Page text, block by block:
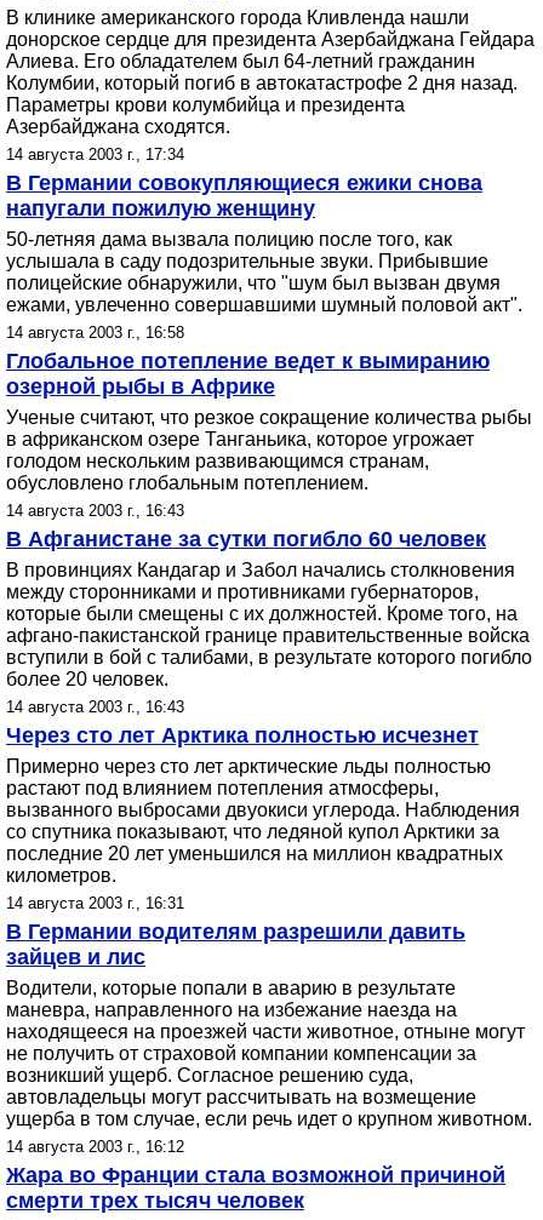
В клинике американского города Кливленда нашли
донорское сердце для президента Азербайджана Гейдара
Алиева. Его обладателем был 64-летний гражданин
Колумбии, который погиб в автокатастрофе 2 дня назад.
Параметры крови колумбийца и президента
Азербайджана сходятся.
14 августа 2003 г., 17:34
В Германии совокупляющиеся ежики снова
напугали пожилую женщину
50-летняя дама вызвала полицию после того, как
услышала в саду подозрительные звуки. Прибывшие
полицейские обнаружили, что "шум был вызван двумя
ежами, увлеченно совершавшими шумный половой акт".
14 августа 2003 г., 16:58
Глобальное потепление ведет к вымиранию
озерной рыбы в Африке
Ученые считают, что резкое сокращение количества рыбы
в африканском озере Танганьика, которое угрожает
голодом нескольким развивающимся странам,
обусловлено глобальным потеплением.
14 августа 2003 г., 16:43
В Афганистане за сутки погибло 60 человек
В провинциях Кандагар и Забол начались столкновения
между сторонниками и противниками губернаторов,
которые были смещены с их должностей. Кроме того, на
афгано-пакистанской границе правительственные войска
вступили в бой с талибами, в результате которого погибло
более 20 человек.
14 августа 2003 г., 16:43
Через сто лет Арктика полностью исчезнет
Примерно через сто лет арктические льды полностью
растают под влиянием потепления атмосферы,
вызванного выбросами двуокиси углерода. Наблюдения
со спутника показывают, что ледяной купол Арктики за
последние 20 лет уменьшился на миллион квадратных
километров.
14 августа 2003 г., 16:31
В Германии водителям разрешили давить
зайцев и лис
Водители, которые попали в аварию в результате
маневра, направленного на избежание наезда на
находящееся на проезжей части животное, отныне могут
не получить от страховой компании компенсации за
возникший ущерб. Согласное решению суда,
автовладельцы могут рассчитывать на возмещение
ущерба в том случае, если речь идет о крупном животном.
14 августа 2003 г., 16:12
Жара во Франции стала возможной причиной
смерти трех тысяч человек